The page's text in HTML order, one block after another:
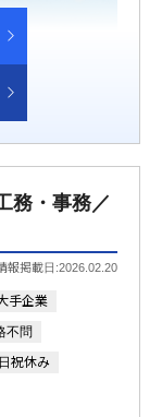
務・事務／
報掲載日:2026.02.20
手企業
不問
祝休み